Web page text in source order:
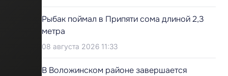
Рыбак поймал в Припяти сома длиной 2,3
метра
08 августа 2026 11:33
В Воложинском районе завершается